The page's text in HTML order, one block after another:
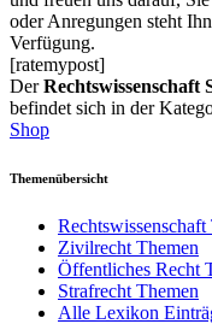
oder Anregungen steht
Verfügung.
[ratemypost]
DerRechtswissenschaft
befindet sich in der
Shop
Themenübersicht
Rechtswissenschaft
Zivilrecht Themen
Öffentliches Recht
Strafrecht Themen
Alle Lexikon